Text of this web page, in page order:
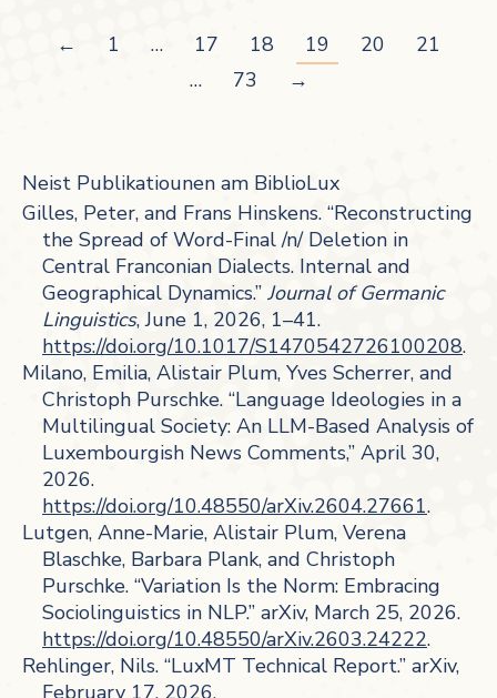
← 1 … 17 18 19 20
21
…
73 →
Neist Publikatiounen am BiblioLux
Gilles, Peter, and Frans Hinskens. “Reconstructing
the Spread of Word-Final /n/ Deletion in
Central Franconian Dialects. Internal and
Geographical Dynamics.” Journal of Germanic
Linguistics, June 1, 2026, 1–41.
https://doi.org/10.1017/S1470542726100208.
Milano, Emilia, Alistair Plum, Yves Scherrer, and
Christoph Purschke. “Language Ideologies in a
Multilingual Society: An LLM-Based Analysis of
Luxembourgish News Comments,” April 30,
2026.
https://doi.org/10.48550/arXiv.2604.27661.
Lutgen, Anne-Marie, Alistair Plum, Verena
Blaschke, Barbara Plank, and Christoph
Purschke. “Variation Is the Norm: Embracing
Sociolinguistics in NLP.” arXiv, March 25, 2026.
https://doi.org/10.48550/arXiv.2603.24222.
Rehlinger, Nils. “LuxMT Technical Report.” arXiv,
February 17, 2026.